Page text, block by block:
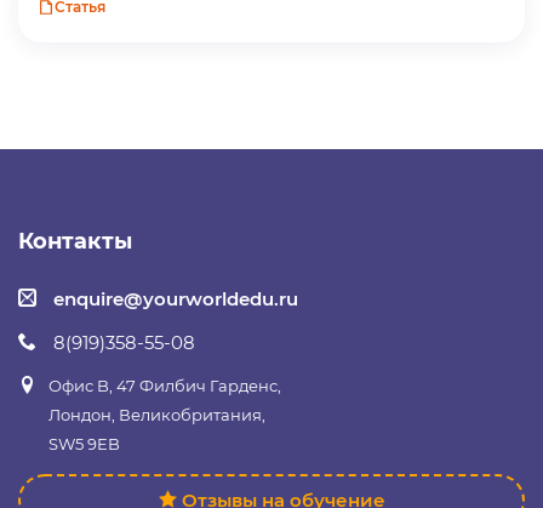
Статья
Контакты
enquire@yourworldedu.ru
8(919)358-55-08
Офис B, 47 Филбич Гарденс,
Лондон, Великобритания,
SW5 9EB
Отзывы на обучение